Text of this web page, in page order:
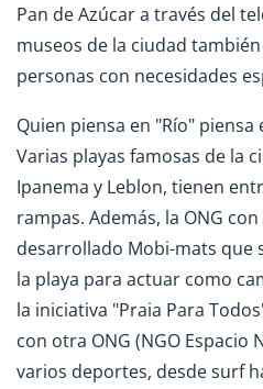
Pan de Azúcar a través del
museos de la ciudad
personas con necesidades
Quien piensa en "Río" piensa
Varias playas famosas de la
Ipanema y Leblon, tienen
rampas. Además, la ONG
desarrollado Mobi-mats que
la playa para actuar como
la iniciativa "Praia Para
con otra ONG (NGO Espacio
varios deportes, desde surf